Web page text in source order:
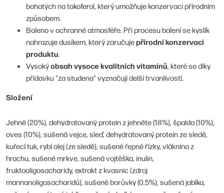
bohatých na tokoferol, který umožňuje konzervaci přírodním
způsobem.
Baleno v ochranné atmosféře. Při procesu balení se kyslík
nahrazuje dusíkem, který zaručujepřírodní konzervaci
produktu.
Vysokýobsah vysoce kvalitních vitamínů, které se díky
přídavku "za studena" vyznačují delší trvanlivostí.
Složení
Jehně (20%), dehydratovaný protein z jehněte (18%), špalda (10%),
oves (10%), sušená vejce, sleď, dehydratovaný protein ze sledě,
kuřecí tuk, rybí olej (ze sledě), sušené řepné řízky, vláknina z
hrachu, sušené mrkve, sušená vojtěška, inulin,
fruktooligosacharidy, extrakt z kvasnic (zdroj
mannanoligosacharidů), sušené borůvky (0,5%), sušená jablka,